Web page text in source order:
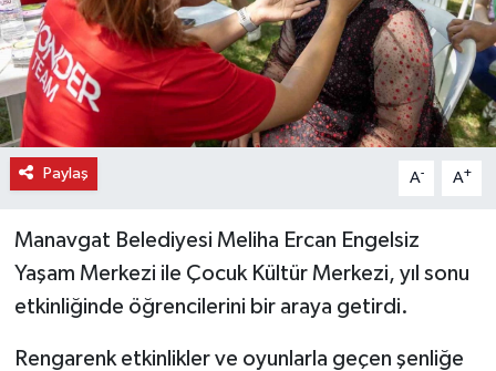
Paylaş A- A+
Manavgat Belediyesi Meliha Ercan Engelsiz
Yaşam Merkezi ile Çocuk Kültür Merkezi, yıl sonu
etkinliğinde öğrencilerini bir araya getirdi.
Rengarenk etkinlikler ve oyunlarla geçen şenliğe